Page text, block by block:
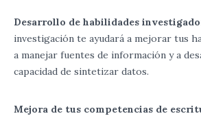
Desarrollo de habilidades
investigación te ayudará a mejorar tus
a manejar fuentes de información y a
capacidad de sintetizar datos.
Mejora de tus competencias de